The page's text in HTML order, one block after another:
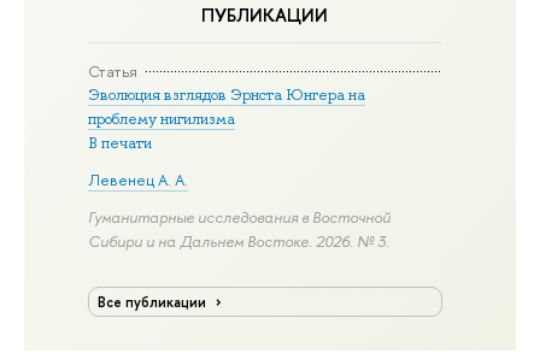
ПУБЛИКАЦИИ
Статья
Эволюция взглядов Эрнста Юнгера на
проблему нигилизма
В печати
Левенец А. А.
Гуманитарные исследования в Восточной
Сибири и на Дальнем Востоке. 2026. № 3.
Все публикации